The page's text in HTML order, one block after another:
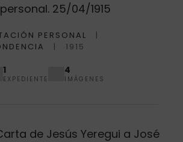
25/04/1915
PERSONAL
1915
1
EXPEDIENTE
4
IMÁGENES
de Jesús Yeregui a José